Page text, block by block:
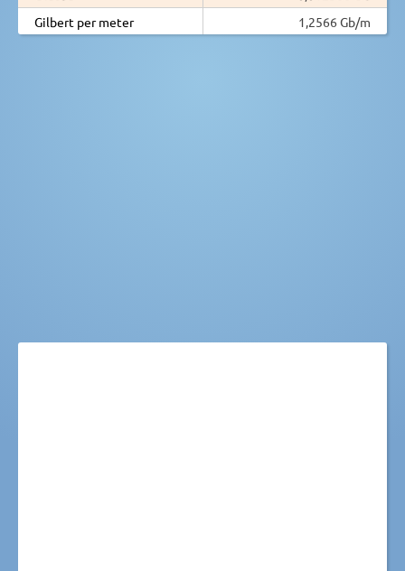
Gilbert per meter
1,2566 Gb/m